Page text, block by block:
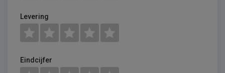
Levering
Eindcijfer